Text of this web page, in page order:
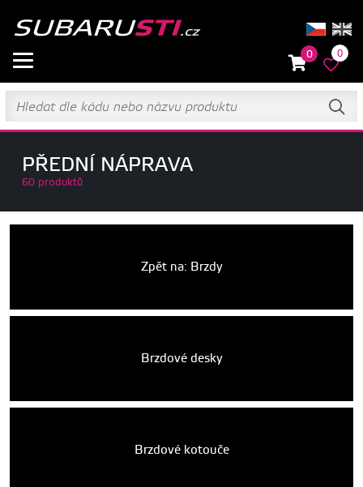
0 0
PŘEDNÍ NÁPRAVA
60 produktů
Zpět na: Brzdy
Brzdové desky
Brzdové kotouče